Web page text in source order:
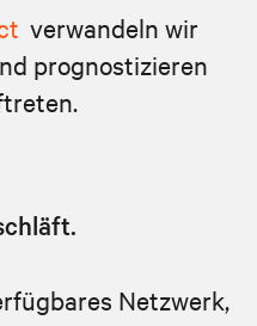
verwandeln wir
prognostizieren
Netzwerk,